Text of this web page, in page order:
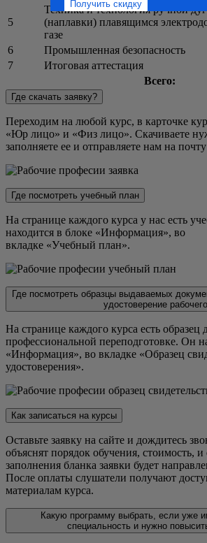
5
Техника и технология ручной
(наплавки) плавящимся
газе
6 Промышленная безопасность
7
Итоговая аттестация
Всего:
Где скачать заявку?
Переходим на любой курс, в карточке
«Юр лицо» и «Физ лицо». Скачиваете
заполняете ее и отправляете нам на почту
Где посмотреть учебный план
На странице каждого курса у нас есть
находится в блоке «Информация», во
вкладке «Учебный план».
Где посмотреть образцы выдаваемых
удостоверение
На странице каждого курса есть образец
профессиональной переподготовке. Он
«Информация», во вкладке «Образец
удостоверения».
Как записаться на курсы
Оставьте заявку на сайте и дождитесь
объяснят порядок обучения, стоимость,
заполнения бланка заявки будет
После оплаты слушатели получают
материалам курса.
Какую программу выбрать, если уже
специальность и нужно